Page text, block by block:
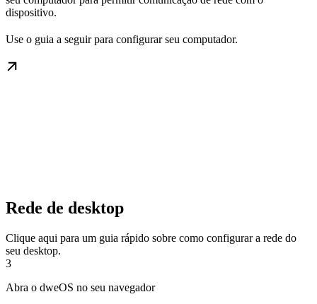
dispositivo.
Use o guia a seguir para configurar seu computador.
Rede de desktop
Clique aqui para um guia rápido sobre como configurar a rede do
seu desktop.
3
Abra o dweOS no seu navegador